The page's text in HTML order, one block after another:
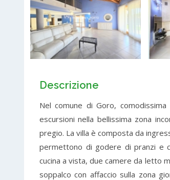
Descrizione
Nel comune di Goro,
escursioni nella bellissima zona
pregio. La villa è composta da
permettono di godere di pranzi e
cucina a vista, due camere da letto
soppalco con affaccio sulla zona